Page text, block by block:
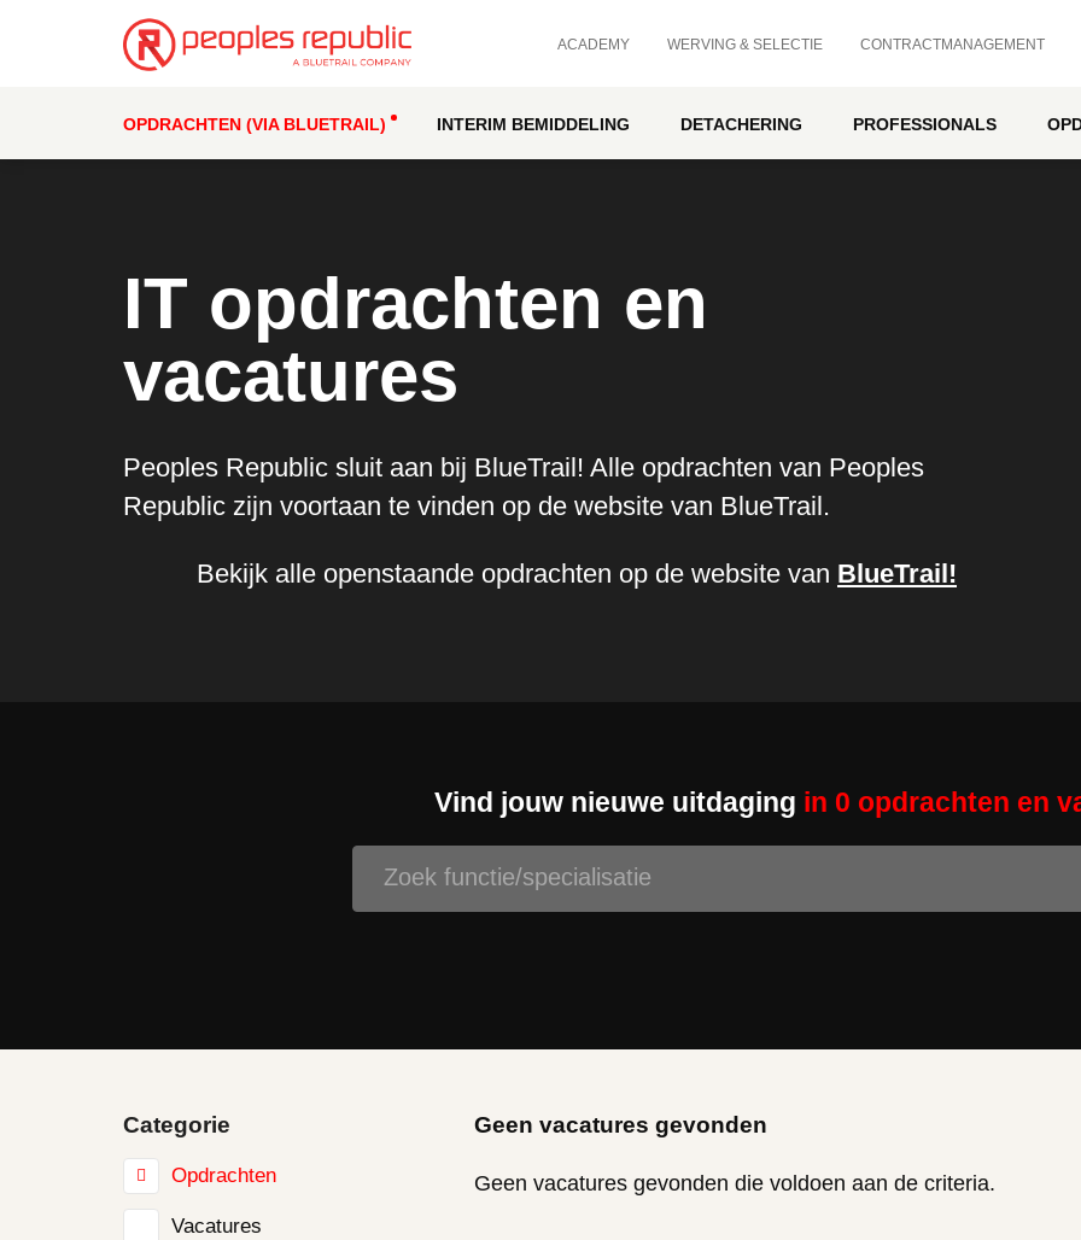
ACADEMY WERVING & SELECTIE CONTRACTMANAGEMENT
OPDRACHTEN (VIA BLUETRAIL) INTERIM BEMIDDELING DETACHERING PROFESSIONALS
IT opdrachten en
vacatures
Peoples Republic sluit aan bij BlueTrail! Alle opdrachten van Peoples
Republic zijn voortaan te vinden op de website van BlueTrail.
Bekijk alle openstaande opdrachten op de website van BlueTrail!
Vind jouw nieuwe uitdaging in 0 opdrachten en
Categorie
Opdrachten
Vacatures
Geen vacatures gevonden
Geen vacatures gevonden die voldoen aan de criteria.